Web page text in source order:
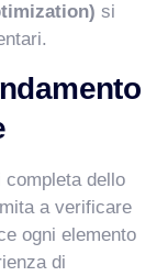
si
completa dello
a verificare
ogni elemento
di
AI Agent
In